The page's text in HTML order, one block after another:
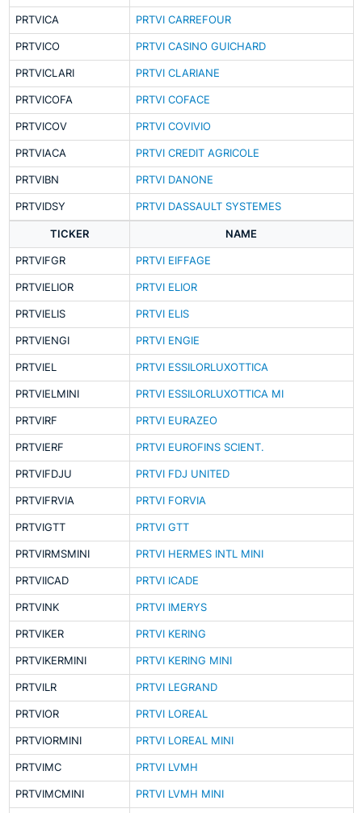
PRTVICA PRTVI CARREFOUR
PRTVICO PRTVI CASINO GUICHARD
PRTVICLARI PRTVI CLARIANE
PRTVICOFA PRTVI COFACE
PRTVICOV PRTVI COVIVIO
PRTVIACA PRTVI CREDIT AGRICOLE
PRTVIBN PRTVI DANONE
PRTVIDSY PRTVI DASSAULT SYSTEMES
TICKER NAME
PRTVIFGR PRTVI EIFFAGE
PRTVIELIOR PRTVI ELIOR
PRTVIELIS PRTVI ELIS
PRTVIENGI PRTVI ENGIE
PRTVIEL PRTVI ESSILORLUXOTTICA
PRTVIELMINI PRTVI ESSILORLUXOTTICA MI
PRTVIRF PRTVI EURAZEO
PRTVIERF PRTVI EUROFINS SCIENT.
PRTVIFDJU PRTVI FDJ UNITED
PRTVIFRVIA PRTVI FORVIA
PRTVIGTT PRTVI GTT
PRTVIRMSMINI PRTVI HERMES INTL MINI
PRTVIICAD PRTVI ICADE
PRTVINK PRTVI IMERYS
PRTVIKER PRTVI KERING
PRTVIKERMINI PRTVI KERING MINI
PRTVILR PRTVI LEGRAND
PRTVIOR PRTVI LOREAL
PRTVIORMINI PRTVI LOREAL MINI
PRTVIMC PRTVI LVMH
PRTVIMCMINI PRTVI LVMH MINI